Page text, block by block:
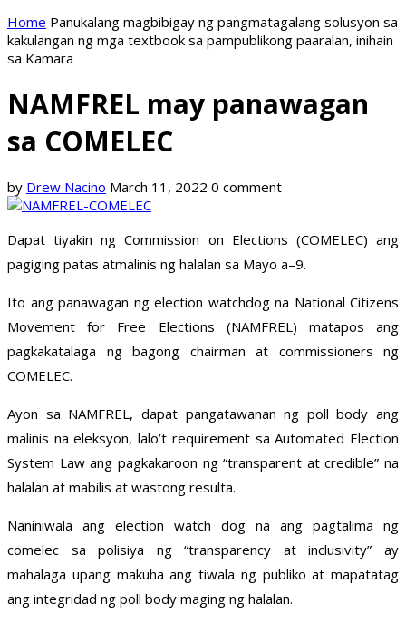
Home Panukalang magbibigay ng pangmatagalang solusyon sa
kakulangan ng mga textbook sa pampublikong paaralan, inihain
sa Kamara
NAMFREL may panawagan
sa COMELEC
by Drew Nacino March 11, 2022 0 comment
Dapat tiyakin ng Commission on Elections (COMELEC) ang
pagiging patas atmalinis ng halalan sa Mayo a–9.
Ito ang panawagan ng election watchdog na National Citizens
Movement for Free Elections (NAMFREL) matapos ang
pagkakatalaga ng bagong chairman at commissioners ng
COMELEC.
Ayon sa NAMFREL, dapat pangatawanan ng poll body ang
malinis na eleksyon, lalo’t requirement sa Automated Election
System Law ang pagkakaroon ng “transparent at credible” na
halalan at mabilis at wastong resulta.
Naniniwala ang election watch dog na ang pagtalima ng
comelec sa polisiya ng “transparency at inclusivity” ay
mahalaga upang makuha ang tiwala ng publiko at mapatatag
ang integridad ng poll body maging ng halalan.